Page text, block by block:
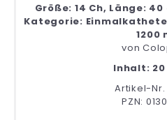
Größe: 14 Ch, Länge:
Kategorie:
1200
von
Inhalt:
Artikel-Nr.
PZN: